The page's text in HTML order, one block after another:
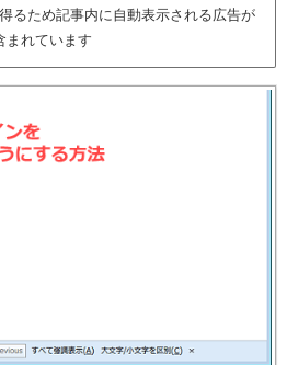
るため記事内に自動表示される広告が
まれています